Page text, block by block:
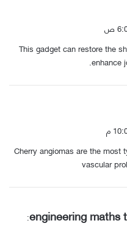
This gadget can restore the
enhance
Cherry angiomas are the most
vascular
engineering maths
: